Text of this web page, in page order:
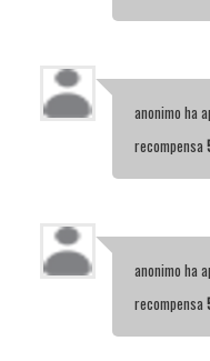
anonimo ha
recompensa
anonimo ha
recompensa